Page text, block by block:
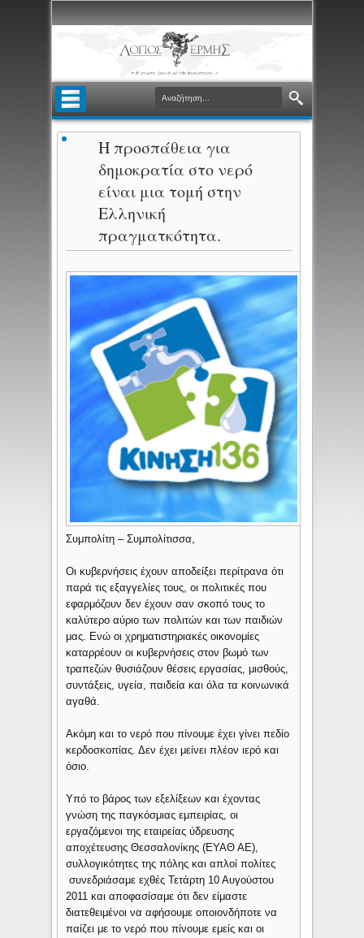
Η προσπάθεια για
δημοκρατία στο νερό
είναι μια τομή στην
Ελληνική
πραγματκότητα.
Συμπολίτη – Συμπολίτισσα,
Οι κυβερνήσεις έχουν αποδείξει περίτρανα ότι
παρά τις εξαγγελίες τους, οι πολιτικές που
εφαρμόζουν δεν έχουν σαν σκοπό τους το
καλύτερο αύριο των πολιτών και των παιδιών
μας. Ενώ οι χρηματιστηριακές οικονομίες
καταρρέουν οι κυβερνήσεις στον βωμό των
τραπεζών θυσιάζουν θέσεις εργασίας, μισθούς,
συντάξεις, υγεία, παιδεία και όλα τα κοινωνικά
αγαθά.
Ακόμη και το νερό που πίνουμε έχει γίνει πεδίο
κερδοσκοπίας. Δεν έχει μείνει πλέον ιερό και
όσιο.
Υπό το βάρος των εξελίξεων και έχοντας
γνώση της παγκόσμιας εμπειρίας, οι
εργαζόμενοι της εταιρείας ύδρευσης
αποχέτευσης Θεσσαλονίκης (ΕΥΑΘ ΑΕ),
συλλογικότητες της πόλης και απλοί πολίτες
συνεδριάσαμε εχθές Τετάρτη 10 Αυγούστου
2011 και αποφασίσαμε ότι δεν είμαστε
διατεθειμένοι να αφήσουμε οποιονδήποτε να
παίζει με το νερό που πίνουμε εμείς και οι